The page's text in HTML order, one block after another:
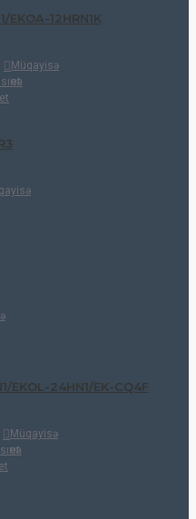
EKOA-12HRN1K
Müqayisə
et
EKOL-24HN1/EK-CQ4F
Müqayisə
et